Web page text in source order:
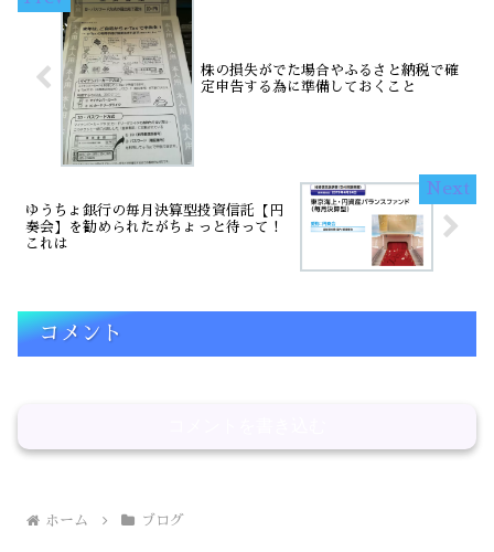
株の損失がでた場合やふるさと納税で確
定申告する為に準備しておくこと
ゆうちょ銀行の毎月決算型投資信託【円
奏会】を勧められたがちょっと待って！
これは
コメント
ホーム ブログ